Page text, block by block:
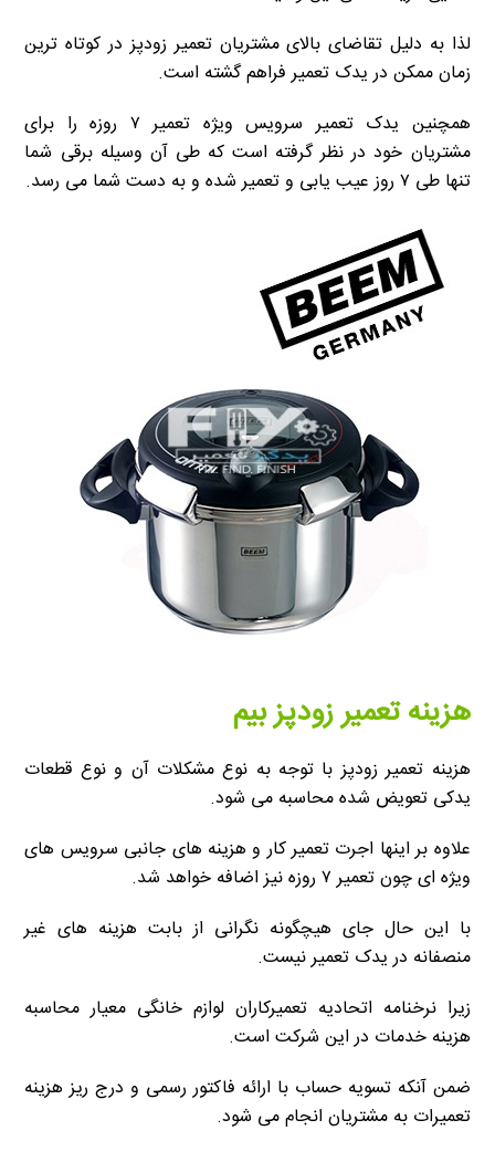
لذا به دلیل تقاضای بالای مشتریان تعمیر زودپز در کوتاه ترین
زمان ممکن در یدک تعمیر فراهم گشته است.
همچنین یدک تعمیر سرویس ویژه تعمیر ۷ روزه را برای
مشتریان خود در نظر گرفته است که طی آن وسیله برقی شما
تنها طی ۷ روز عیب یابی و تعمیر شده و به دست شما می رسد.
هزینه تعمیر زودپز بیم
هزینه تعمیر زودپز با توجه به نوع مشکلات آن و نوع قطعات
یدکی تعویض شده محاسبه می شود.
علاوه بر اینها اجرت تعمیر کار و هزینه های جانبی سرویس های
ویژه ای چون تعمیر ۷ روزه نیز اضافه خواهد شد.
با این حال جای هیچگونه نگرانی از بابت هزینه های غیر
منصفانه در یدک تعمیر نیست.
زیرا نرخنامه اتحادیه تعمیرکاران لوازم خانگی معیار محاسبه
هزینه خدمات در این شرکت است.
ضمن آنکه تسویه حساب با ارائه فاکتور رسمی و درج ریز هزینه
تعمیرات به مشتریان انجام می شود.